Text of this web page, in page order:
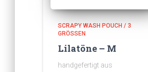
SCRAPY WASH POUCH / 3
GRÖSSEN
Lilatöne – M
handgefertigt aus